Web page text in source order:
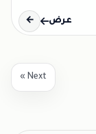
عرض ←
Next »